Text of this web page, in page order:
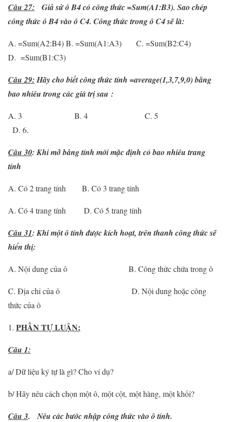
Câu27: Giả sử ô B4 có công thức =Sum(A1:B3). Sao chép
công thức ô B4 vào ô C4. Công thức trong ô C4 sẽ là:
A. =Sum(A2:B4) B. =Sum(A1:A3) C. =Sum(B2:C4)
D. =Sum(B1:C3)
Câu 29:Hãy cho biết công thức tính =average(1,3,7,9,0) bằng
bao nhiêu trong các giá trị sau :
A. 3 B. 4 C. 5
D. 6.
Câu 30: Khi mởbảng tính mới mặcđịnh cóbao nhiêu trang
tính
A. Có 2 trang tính B. Có 3 trang tính
A. Có 4 trang tính D. Có 5 trang tính
Câu 31: Khi mộtôtínhđược kích hoạt, trên thanh công thức sẽ
hiển thị:
A. Nội dung của ô B. Công thức chứa trong ô
C. Địa chỉ của ô D. Nội dung hoặc công
thức của ô
PHẦN TỰ LUẬN:
Câu 1:
a/ Dữ liệu ký tự là gì? Cho ví dụ?
b/ Hãy nêu cách chọn một ô, một cột, một hàng, một khối?
Câu 3. Nêu các bước nhập công thức vào ô tính.